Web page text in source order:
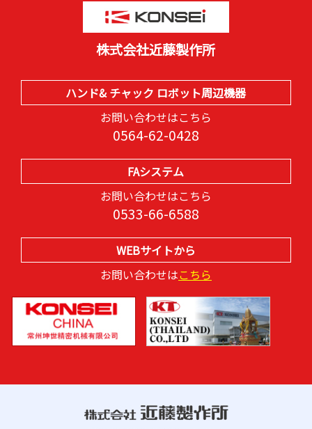
株式会社近藤製作所
ハンド& チャック ロボット周辺機器
お問い合わせはこちら
0564-62-0428
FAシステム
お問い合わせはこちら
0533-66-6588
WEBサイトから
お問い合わせはこちら